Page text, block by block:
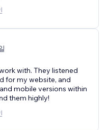
with. They listened
for my website, and
mobile versions within
them highly!